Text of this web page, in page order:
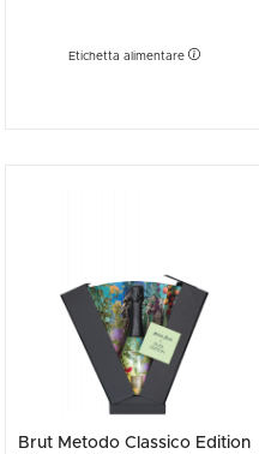
Etichetta alimentare
Brut Metodo Classico Edition